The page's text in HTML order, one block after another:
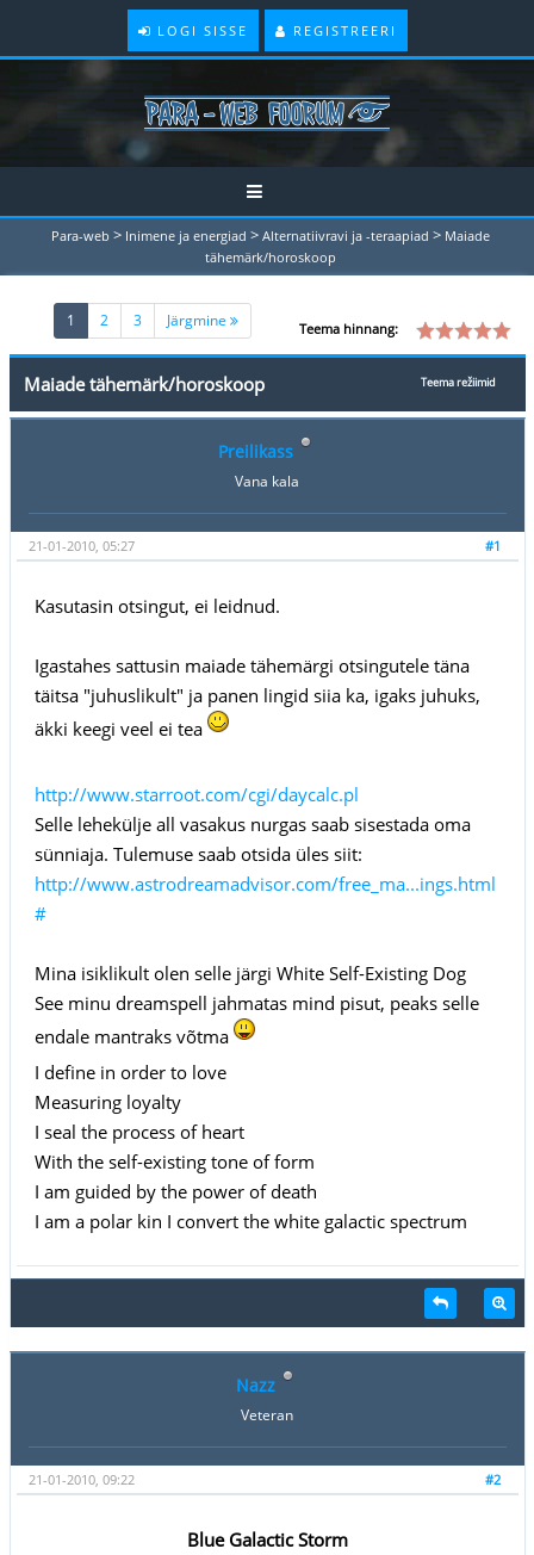
LOGI SISSE REGISTREERI
Para-web > Inimene ja energiad > Alternatiivravi ja -teraapiad > Maiade
tähemärk/horoskoop
1 (current)
2 3 Järgmine Teema hinnang:
Teema režiimid
Maiade tähemärk/horoskoop
Preilikass
Vana kala
#1
21-01-2010, 05:27
Kasutasin otsingut, ei leidnud.
Igastahes sattusin maiade tähemärgi otsingutele täna
täitsa "juhuslikult" ja panen lingid siia ka, igaks juhuks,
äkki keegi veel ei tea
http://www.starroot.com/cgi/daycalc.pl
Selle lehekülje all vasakus nurgas saab sisestada oma
sünniaja. Tulemuse saab otsida üles siit:
http://www.astrodreamadvisor.com/free_ma...ings.html
#
Mina isiklikult olen selle järgi White Self-Existing Dog
See minu dreamspell jahmatas mind pisut, peaks selle
endale mantraks võtma
I define in order to love
Measuring loyalty
I seal the process of heart
With the self-existing tone of form
I am guided by the power of death
I am a polar kin I convert the white galactic spectrum
Nazz
Veteran
#2
21-01-2010, 09:22
Blue Galactic Storm